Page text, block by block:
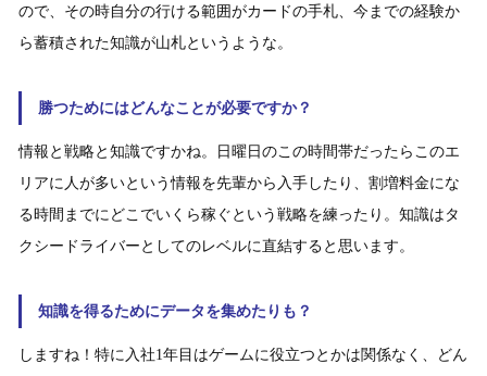
ので、その時自分の行ける範囲がカードの手札、今までの経験か
ら蓄積された知識が山札というような。
勝つためにはどんなことが必要ですか？
情報と戦略と知識ですかね。日曜日のこの時間帯だったらこのエ
リアに人が多いという情報を先輩から入手したり、割増料金にな
る時間までにどこでいくら稼ぐという戦略を練ったり。知識はタ
クシードライバーとしてのレベルに直結すると思います。
知識を得るためにデータを集めたりも？
しますね！特に入社1年目はゲームに役立つとかは関係なく、どん